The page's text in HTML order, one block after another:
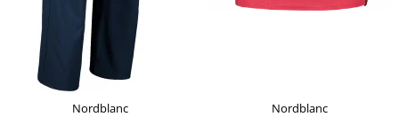
Nordblanc Nordblanc